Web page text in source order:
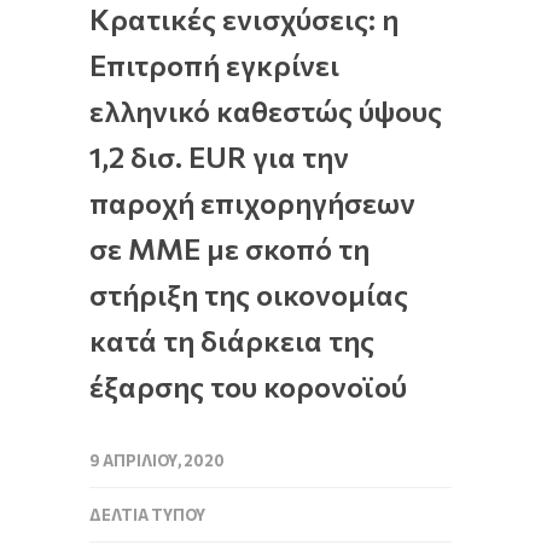
Κρατικές ενισχύσεις: η
Επιτροπή εγκρίνει
ελληνικό καθεστώς ύψους
1,2 δισ. EUR για την
παροχή επιχορηγήσεων
σε ΜΜΕ με σκοπό τη
στήριξη της οικονομίας
κατά τη διάρκεια της
έξαρσης του κορονοϊού
9 ΑΠΡΙΛΊΟΥ, 2020
ΔΕΛΤΊΑ ΤΎΠΟΥ